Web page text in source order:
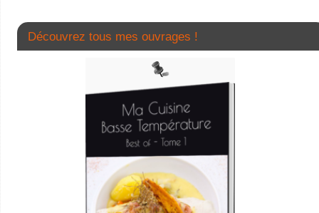
Découvrez tous mes ouvrages !